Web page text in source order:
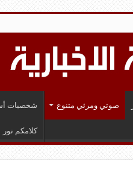
صوتي ومرئي متنوع شخصيات
كلامكم نور